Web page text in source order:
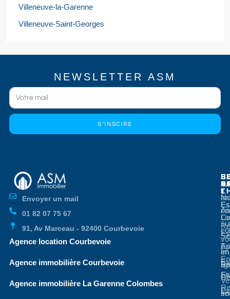
Villeneuve-la-Garenne
Villeneuve-Saint-Georges
NEWSLETTER ASM
S'INSCIRE
Envoyer un mail
01 82 07 75 67
91, Av Marceau - 92400 Courbevoie
Agence location Courbevoie
Agence immobilière Courbevoie
Agence immobilière La Garenne Colombes
en